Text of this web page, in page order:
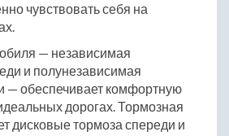
чувствовать себя на
— независимая
и полунезависимая
— обеспечивает комфортную
дорогах. Тормозная
дисковые тормоза спереди и